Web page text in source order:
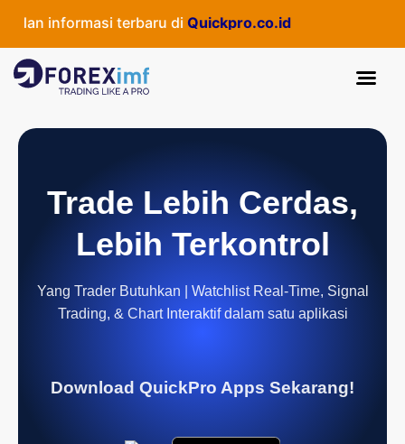
informasi terbaru diQuickpro.co.id
Trade Lebih Cerdas,
Lebih Terkontrol
Yang Trader Butuhkan | Watchlist Real-Time, Signal
Trading, & Chart Interaktif dalam satu aplikasi
Download QuickPro Apps Sekarang!